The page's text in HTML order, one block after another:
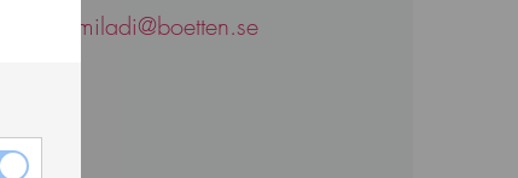
ramzi.miladi@boetten.se